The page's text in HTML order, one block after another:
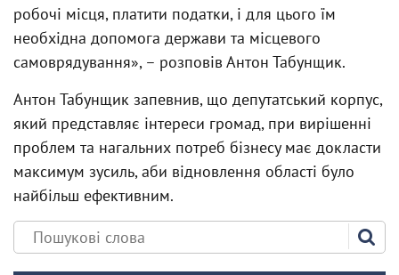
робочі місця, платити податки, і для цього їм
необхідна допомога держави та місцевого
самоврядування», – розповів Антон Табунщик.
Антон Табунщик запевнив, що депутатський корпус,
який представляє інтереси громад, при вирішенні
проблем та нагальних потреб бізнесу має докласти
максимум зусиль, аби відновлення області було
найбільш ефективним.